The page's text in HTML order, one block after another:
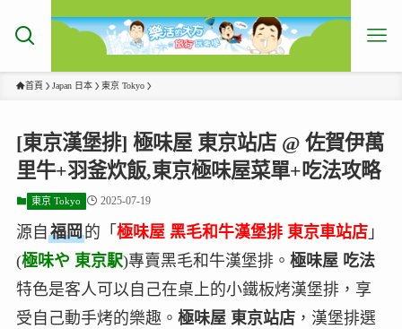
首頁 Japan 日本 東京 Tokyo
[東京漢堡排] 極味屋 東京站店 @ 佐賀伊萬
里牛+羽釜炊飯,東京極味屋菜單+吃法攻略
東京 Tokyo 2025-07-19
源自 福岡的「 極味屋 黑毛和牛漢堡排 東京車站店」
(極味や 東京駅)專賣黑毛和牛漢堡排。 極味屋 吃法
特色是客人可以自己在桌上的小鐵板烤漢堡排，享
受自己動手烤的樂趣。 極味屋 東京站店，漢堡排選